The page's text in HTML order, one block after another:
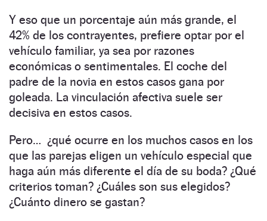
Y eso que un porcentaje aún más grande, el
42% de los contrayentes, prefiere optar por el
vehículo familiar, ya sea por razones
económicas o sentimentales. El coche del
padre de la novia en estos casos gana por
goleada. La vinculación afectiva suele ser
decisiva en estos casos.
Pero… ¿qué ocurre en los muchos casos en los
que las parejas eligen un vehículo especial que
haga aún más diferente el día de su boda? ¿Qué
criterios toman? ¿Cuáles son sus elegidos?
¿Cuánto dinero se gastan?